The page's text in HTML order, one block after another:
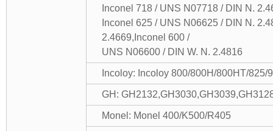
Inconel 718 / UNS N07718 / DIN N.
Inconel 625 / UNS N06625 / DIN N.
2.4669,Inconel 600 /
UNS N06600 / DIN W. N. 2.4816
Incoloy: Incoloy 800/800H/800HT/825/
GH:
Monel: Monel 400/K500/R405